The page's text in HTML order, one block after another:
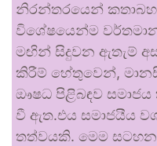
නිරන්තරයෙන්
විශේෂයෙන්ම
මඟින් සිදුවන ඇතැම්
කිරීම් හේතුවෙන්,
ඖෂධ පිළිබඳව
වී ඇත.එය සමාජයීය
තත්වයකි. මෙම සටහන